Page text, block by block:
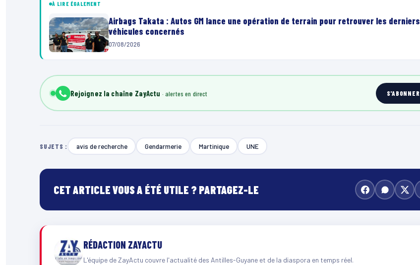
À LIRE ÉGALEMENT
Airbags Takata : Autos GM lance une opération de terrain pour retrouver les derniers
véhicules concernés
07/08/2026
Rejoignez la chaîne ZayActu S'ABONNER
SUJETS : avis de recherche Gendarmerie Martinique UNE
CET ARTICLE VOUS A ÉTÉ UTILE ? PARTAGEZ-LE
RÉDACTION ZAYACTU
L'équipe de ZayActu couvre l'actualité des Antilles-Guyane et de la diaspora en temps réel.